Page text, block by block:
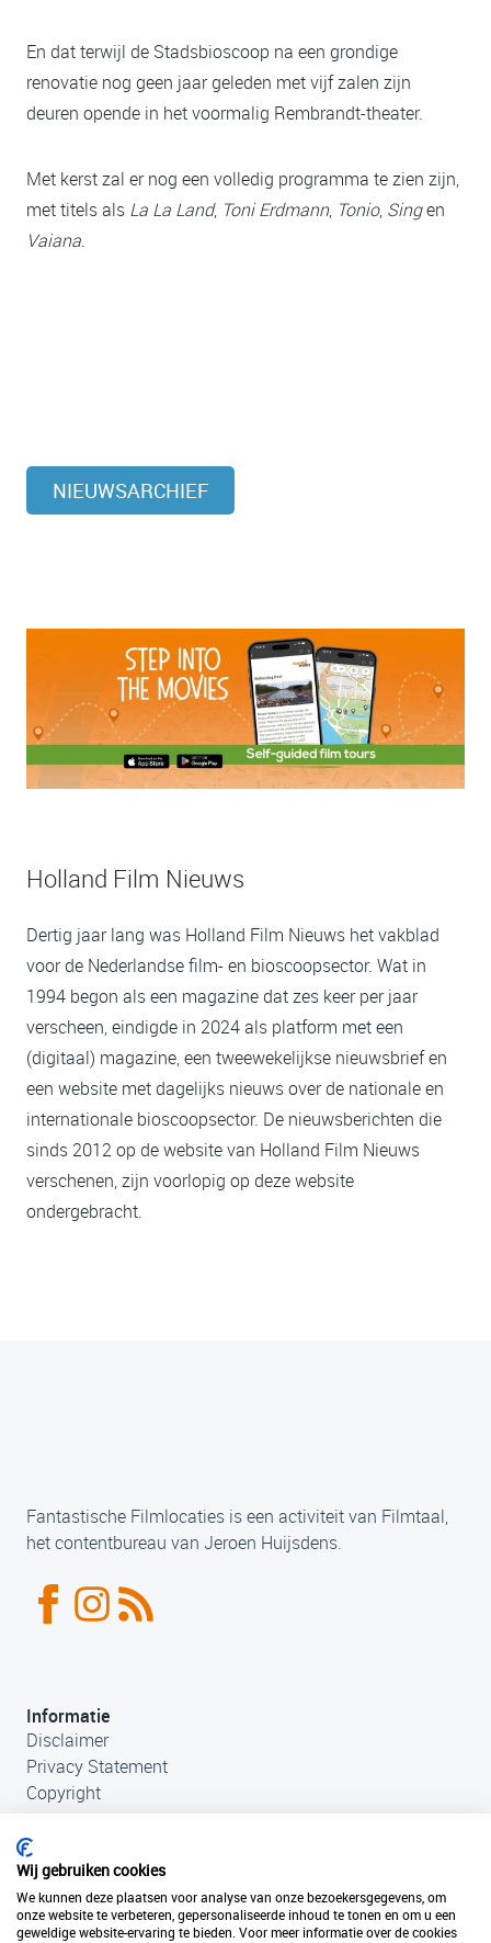
En dat terwijl de Stadsbioscoop na een grondige
renovatie nog geen jaar geleden met vijf zalen zijn
deuren opende in het voormalig Rembrandt-theater.
Met kerst zal er nog een volledig programma te zien zijn,
met titels als La La Land, Toni Erdmann, Tonio, Singen
Vaiana.
NIEUWSARCHIEF
Holland Film Nieuws
Dertig jaar lang was Holland Film Nieuws het vakblad
voor de Nederlandse film- en bioscoopsector. Wat in
1994 begon als een magazine dat zes keer per jaar
verscheen, eindigde in 2024 als platform met een
(digitaal) magazine, een tweewekelijkse nieuwsbrief en
een website met dagelijks nieuws over de nationale en
internationale bioscoopsector. De nieuwsberichten die
sinds 2012 op de website van Holland Film Nieuws
verschenen, zijn voorlopig op deze website
ondergebracht.
Fantastische Filmlocaties is een activiteit van Filmtaal,
het contentbureau van Jeroen Huijsdens.
Informatie
Disclaimer
Privacy Statement
Copyright
Wij gebruiken cookies
We kunnen deze plaatsen voor analyse van onze bezoekersgegevens, om
onze website te verbeteren, gepersonaliseerde inhoud te tonen en om u een
geweldige website-ervaring te bieden. Voor meer informatie over de cookies